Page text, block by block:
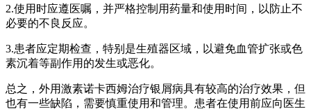
2.使用时应遵医嘱，并严格控制用药量和使用时间，以防止不
必要的不良反应。
3.患者应定期检查，特别是生殖器区域，以避免血管扩张或色
素沉着等副作用的发生或恶化。
总之，外用激素诺卡西姆治疗银屑病具有较高的治疗效果，但
也有一些缺陷，需要慎重使用和管理。患者在使用前应向医生